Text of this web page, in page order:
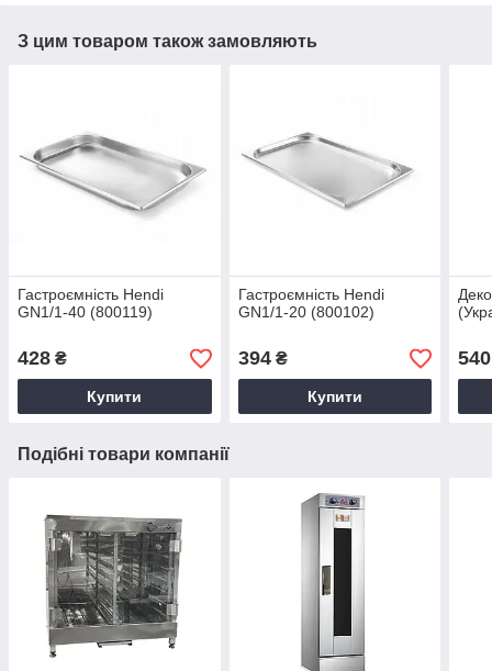
З цим товаром також замовляють
Гастроємність Hendi
GN1/1-40 (800119)
428 ₴
Купити
Гастроємність Hendi
GN1/1-20 (800102)
394₴
Купити
540
Подібні товари компанії